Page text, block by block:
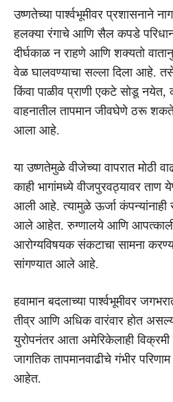
उष्णतेच्या पार्श्वभूमीवर प्रशासनाने
हलक्या रंगाचे आणि सैल कपडे
दीर्घकाळ न राहणे आणि शक्यतो
वेळ घालवण्याचा सल्ला दिला आहे.
किंवा पाळीव प्राणी एकटे सोडू नयेत,
वाहनातील तापमान जीवघेणे ठरू
आला आहे.
या उष्णतेमुळे वीजेच्या वापरात मोठी
काही भागांमध्ये वीजपुरवठ्यावर ताण
आली आहे. त्यामुळे ऊर्जा कंपन्यांनाही
आले आहेत. रुग्णालये आणि
आरोग्यविषयक संकटाचा सामना
सांगण्यात आले आहे.
हवामान बदलाच्या पार्श्वभूमीवर
तीव्र आणि अधिक वारंवार होत
युरोपनंतर आता अमेरिकेलाही
जागतिक तापमानवाढीचे गंभीर
आहेत.